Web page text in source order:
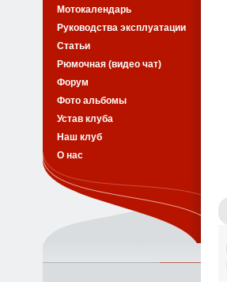
Мотокалендарь
Руководства эксплуатации
Статьи
Рюмочная (видео чат)
Форум
Фото альбомы
Устав клуба
Наш клуб
О нас